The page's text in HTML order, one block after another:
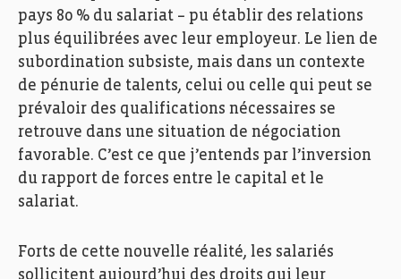
pays 80 % du salariat – pu établir des relations
plus équilibrées avec leur employeur. Le lien de
subordination subsiste, mais dans un contexte
de pénurie de talents, celui ou celle qui peut se
prévaloir des qualifications nécessaires se
retrouve dans une situation de négociation
favorable. C’est ce que j’entends par l’inversion
du rapport de forces entre le capital et le
salariat.
Forts de cette nouvelle réalité, les salariés
sollicitent aujourd’hui des droits qui leur